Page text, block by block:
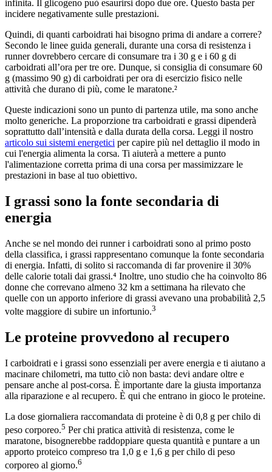
infinita. Il glicogeno può esaurirsi dopo due ore. Questo basta per
incidere negativamente sulle prestazioni.
Quindi, di quanti carboidrati hai bisogno prima di andare a correre?
Secondo le linee guida generali, durante una corsa di resistenza i
runner dovrebbero cercare di consumare tra i 30 g e i 60 g di
carboidrati all’ora per tre ore. Dunque, si consiglia di consumare 60
g (massimo 90 g) di carboidrati per ora di esercizio fisico nelle
attività che durano di più, come le maratone.²
Queste indicazioni sono un punto di partenza utile, ma sono anche
molto generiche. La proporzione tra carboidrati e grassi dipenderà
soprattutto dall’intensità e dalla durata della corsa. Leggi il nostro
articolo sui sistemi energetici per capire più nel dettaglio il modo in
cui l'energia alimenta la corsa. Ti aiuterà a mettere a punto
l'alimentazione corretta prima di una corsa per massimizzare le
prestazioni in base al tuo obiettivo.
I grassi sono la fonte secondaria di
energia
Anche se nel mondo dei runner i carboidrati sono al primo posto
della classifica, i grassi rappresentano comunque la fonte secondaria
di energia. Infatti, di solito si raccomanda di far provenire il 30%
delle calorie totali dai grassi.⁴ Inoltre, uno studio che ha coinvolto 86
donne che correvano almeno 32 km a settimana ha rilevato che
quelle con un apporto inferiore di grassi avevano una probabilità 2,5
volte maggiore di subire un infortunio.3
Le proteine provvedono al recupero
I carboidrati e i grassi sono essenziali per avere energia e ti aiutano a
macinare chilometri, ma tutto ciò non basta: devi andare oltre e
pensare anche al post-corsa. È importante dare la giusta importanza
alla riparazione e al recupero. È qui che entrano in gioco le proteine.
La dose giornaliera raccomandata di proteine è di 0,8 g per chilo di
peso corporeo.5 Per chi pratica attività di resistenza, come le
maratone, bisognerebbe raddoppiare questa quantità e puntare a un
apporto proteico compreso tra 1,0 g e 1,6 g per chilo di peso
corporeo al giorno.6